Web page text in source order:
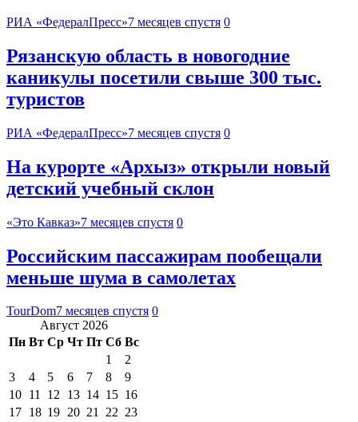
РИА «ФедералПресс»7 месяцев спустя 0
Рязанскую область в новогодние
каникулы посетили свыше 300 тыс.
туристов
РИА «ФедералПресс»7 месяцев спустя 0
На курорте «Архыз» открыли новый
детский учебный склон
«Это Кавказ»7 месяцев спустя 0
Российским пассажирам пообещали
меньше шума в самолетах
TourDom7 месяцев спустя 0
Август 2026
Пн Вт Ср Чт Пт Сб Вс
1
2
3
4 5 6 7 8
9
10 11 12 13 14 15 16
17 18 19 20 21 22 23